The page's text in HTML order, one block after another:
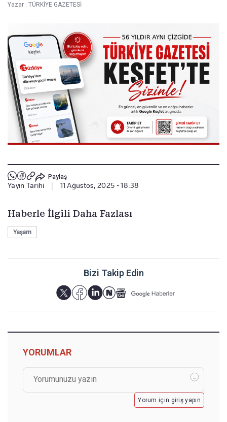
Yazar : TÜRKİYE GAZETESİ
Paylaş
Yayın Tarihi 11 Ağustos, 2025 - 18:38
Haberle İlgili Daha Fazlası
Yaşam
Bizi Takip Edin
YORUMLAR
Yorum için giriş yapın